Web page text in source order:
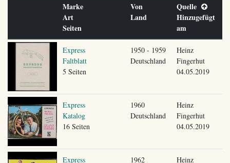
Marke
Art
Seiten
Von
Land
Quelle
Hinzugefügt
am
Express
Faltblatt
5 Seiten
1950 - 1959
Deutschland
Heinz
Fingerhut
04.05.2019
Express
Katalog
16 Seiten
1960
Deutschland
Heinz
Fingerhut
04.05.2019
Express
1962
Heinz